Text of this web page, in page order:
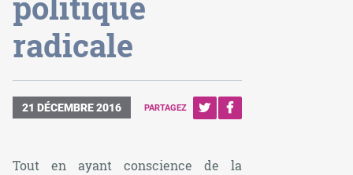
radicale
21 DÉCEMBRE 2016 PARTAGEZ
Tout en ayant conscience de la